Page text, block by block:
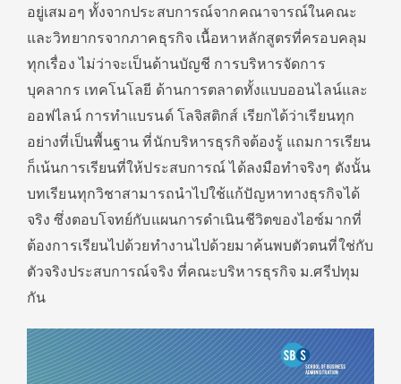
อยู่เสมอๆ ทั้งจากประสบการณ์จากคณาจารณ์ในคณะ
และวิทยากรจากภาคธุรกิจ เนื้อหาหลักสูตรที่ครอบคลุม
ทุกเรื่อง ไม่ว่าจะเป็นด้านบัญชี การบริหารจัดการ
บุคลากร เทคโนโลยี ด้านการตลาดทั้งแบบออนไลน์และ
ออฟไลน์ การทำแบรนด์ โลจิสติกส์ เรียกได้ว่าเรียนทุก
อย่างที่เป็นพื้นฐาน ที่นักบริหารธุรกิจต้องรู้ แถมการเรียน
ก็เน้นการเรียนที่ให้ประสบการณ์ ได้ลงมือทำจริงๆ ดังนั้น
บทเรียนทุกวิชาสามารถนำไปใช้แก้ปัญหาทางธุรกิจได้
จริง ซึ่งตอบโจทย์กับแผนการดำเนินชีวิตของไอซ์มากที่
ต้องการเรียนไปด้วยทำงานไปด้วยมาค้นพบตัวตนที่ใช่กับ
ตัวจริงประสบการณ์จริง ที่คณะบริหารธุรกิจ ม.ศรีปทุม
กัน